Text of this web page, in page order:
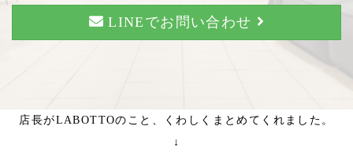
LINEでお問い合わせ
店長がLABOTTOのこと、くわしくまとめてくれました。
↓